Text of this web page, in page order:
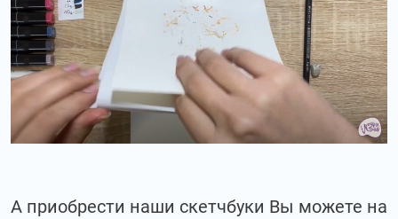
А приобрести наши скетчбуки Вы можете на